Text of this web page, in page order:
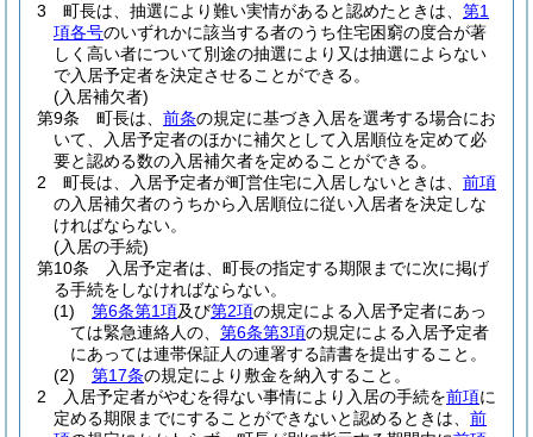
3
町長は、抽選により難い実情があると認めたときは、 第1
項各号のいずれかに該当する者のうち住宅困窮の度合が著
しく高い者について別途の抽選により又は抽選によらない
で入居予定者を決定させることができる。
(入居補欠者)
第9条
町長は、 前条の規定に基づき入居を選考する場合にお
いて、入居予定者のほかに補欠として入居順位を定めて必
要と認める数の入居補欠者を定めることができる。
2
町長は、入居予定者が町営住宅に入居しないときは、 前項
の入居補欠者のうちから入居順位に従い入居者を決定しな
ければならない。
(入居の手続)
第10条
入居予定者は、町長の指定する期限までに次に掲げ
る手続をしなければならない。
(1)
第6条第1項及び第2項の規定による入居予定者にあっ
ては緊急連絡人の、 第6条第3項の規定による入居予定者
にあっては連帯保証人の連署する請書を提出すること。
(2)
第17条の規定により敷金を納入すること。
2
入居予定者がやむを得ない事情により入居の手続を前項に
定める期限までにすることができないと認めるときは、 前